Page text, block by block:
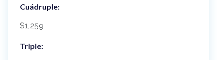
Cuádruple:
$1,259
Triple: